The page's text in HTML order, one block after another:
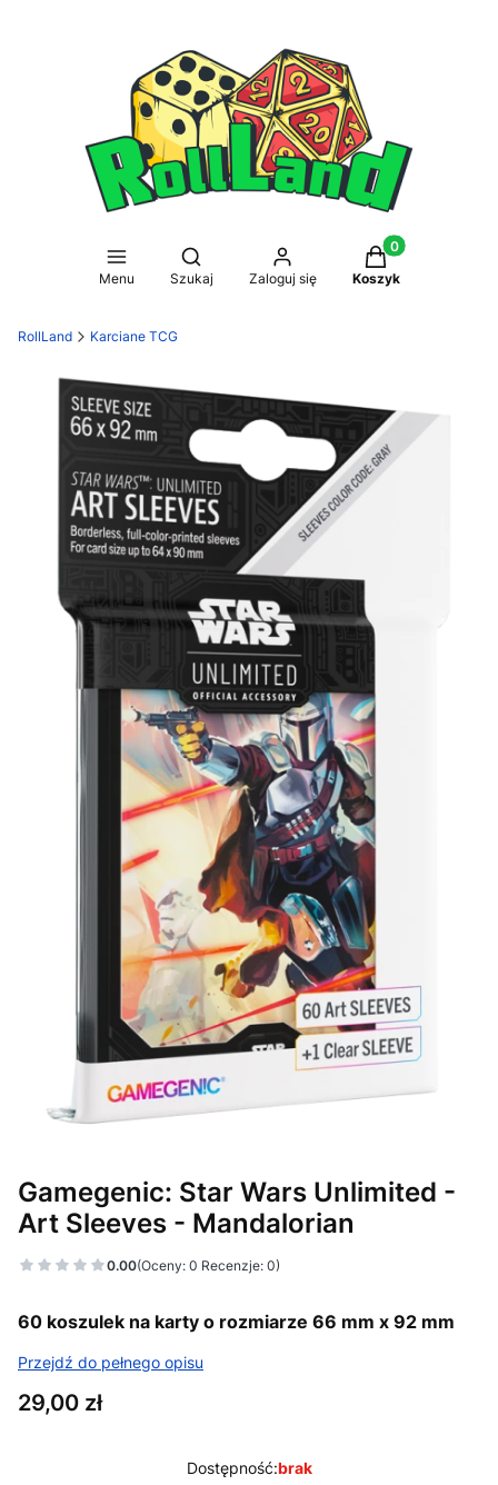
Menu
Otwórz wyszukiwarkę
Szukaj Zaloguj się
Produkty w
Koszyk
RollLand Karciane TCG
Gamegenic: Star Wars Unlimited -
Art Sleeves - Mandalorian
0.00(Oceny: 0 Recenzje: 0)
60 koszulek na karty o rozmiarze 66 mm x 92 mm
Przejdź do pełnego opisu
Cena
29,00 zł
Dostępność:brak